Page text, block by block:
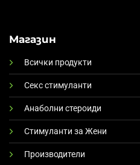
Магазин
Всички продукти
Секс стимуланти
Анаболни стероиди
Стимуланти за Жени
Производители